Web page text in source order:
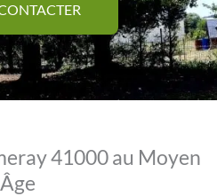
41000 au Moyen
Âge